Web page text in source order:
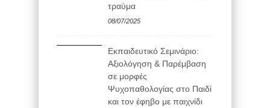
τραύμα
08/07/2025
Εκπαιδευτικό Σεμινάριο:
Αξιολόγηση & Παρέμβαση
σε μορφές
Ψυχοπαθολογίας στο Παιδί
και τον έφηβο με παιχνίδι